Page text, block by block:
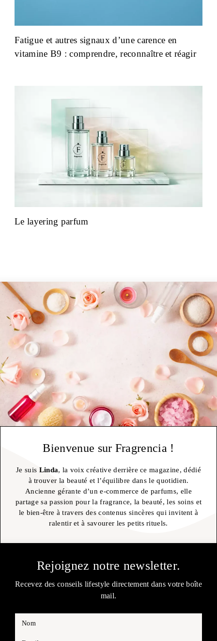
Fatigue et autres signaux d’une carence en
vitamine B9 : comprendre, reconnaître et réagir
Le layering parfum
Bienvenue sur Fragrencia !
Je suis Linda, la voix créative derrière ce magazine, dédié
à trouver la beauté et l’équilibre dans le quotidien.
Ancienne gérante d’un e-commerce de parfums, elle
partage sa passion pour la fragrance, la beauté, les soins et
le bien-être à travers des contenus sincères qui invitent à
ralentir et à savourer les petits rituels.
Rejoignez notre newsletter.
Recevez des conseils lifestyle directement dans votre boîte
mail.
Nom